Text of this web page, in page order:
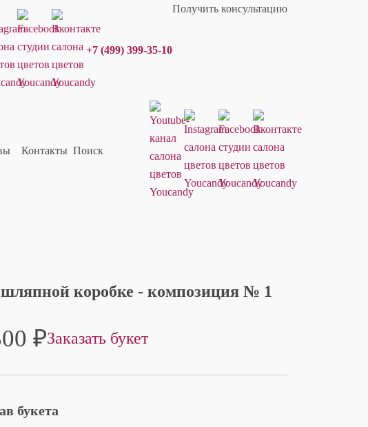
+7 (499) 399-35-10
Получить консультацию
Контакты Поиск
коробке - композиция № 1
₽Заказать букет
букета